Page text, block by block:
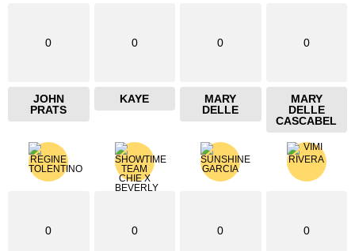
0
JOHN
PRATS
0
KAYE
0
MARY
DELLE
0
MARY
DELLE
CASCABEL
0 0 0 0